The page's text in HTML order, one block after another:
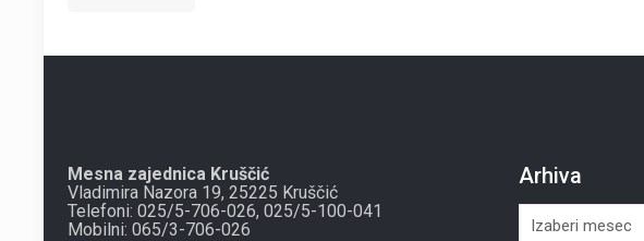
Mesna zajednica Kruščić
Vladimira Nazora 19, 25225 Kruščić
Telefoni: 025/5-706-026, 025/5-100-041
Mobilni: 065/3-706-026
Arhiva